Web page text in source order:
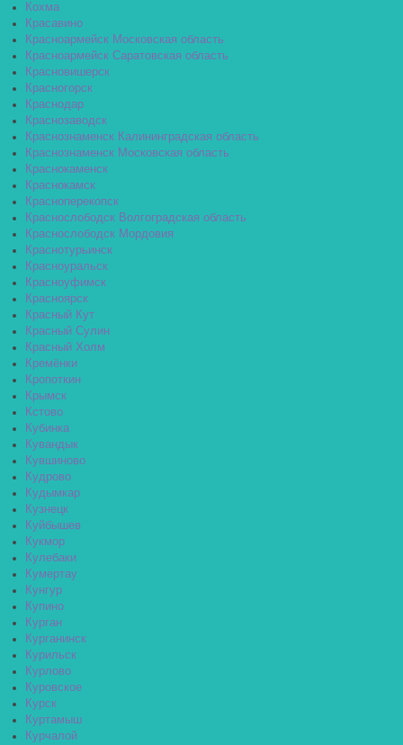
Кохма
Красавино
Красноармейск Московская область
Красноармейск Саратовская область
Красновишерск
Красногорск
Краснодар
Краснозаводск
Краснознаменск Калининградская область
Краснознаменск Московская область
Краснокаменск
Краснокамск
Красноперекопск
Краснослободск Волгоградская область
Краснослободск Мордовия
Краснотурьинск
Красноуральск
Красноуфимск
Красноярск
Красный Кут
Красный Сулин
Красный Холм
Кремёнки
Кропоткин
Крымск
Кстово
Кубинка
Кувандык
Кувшиново
Кудрово
Кудымкар
Кузнецк
Куйбышев
Кукмор
Кулебаки
Кумертау
Кунгур
Купино
Курган
Курганинск
Курильск
Курлово
Куровское
Курск
Куртамыш
Курчалой